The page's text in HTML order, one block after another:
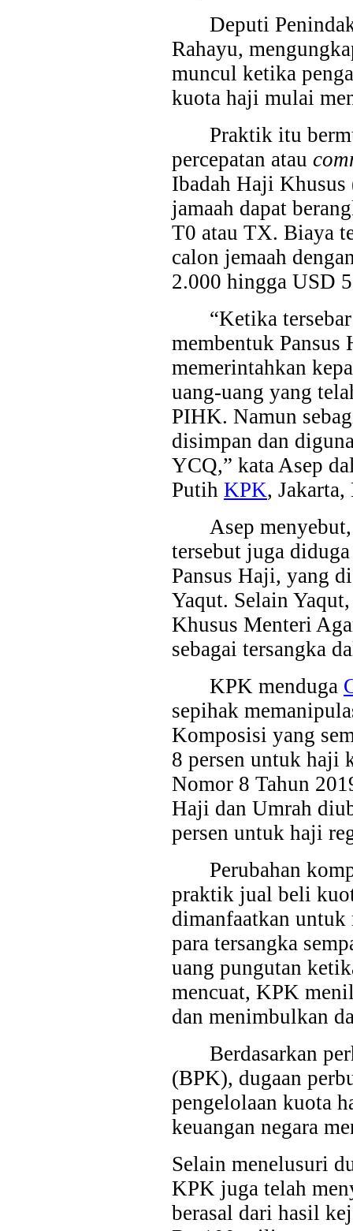
Deputi
Rahayu,
muncul ketika
kuota haji mulai
Praktik itu
percepatan atau
Ibadah Haji
jamaah dapat
T0 atau TX. Biaya
calon jemaah
2.000 hingga USD
“Ketika
membentuk
memerintahkan
uang-uang yang
PIHK. Namun
disimpan dan
YCQ,” kata Asep
Putih KPK,
Asep
tersebut juga
Pansus Haji, yang
Yaqut. Selain
Khusus Menteri
sebagai tersangka
KPK menduga
sepihak
Komposisi yang
8 persen untuk haji
Nomor 8 Tahun
Haji dan Umrah
persen untuk haji
Perubahan
praktik jual beli
dimanfaatkan
para tersangka
uang pungutan
mencuat, KPK
dan menimbulkan
Berdasarkan
(BPK), dugaan
pengelolaan kuota
keuangan negara
Selain menelusuri
KPK juga telah
berasal dari hasil